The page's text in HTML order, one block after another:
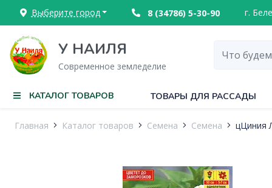
Выберите город 8 (34786) 5-30-90 г.
У НАИЛЯ
Современное земледелие
КАТАЛОГ ТОВАРОВ ТОВАРЫ ДЛЯ РАССАДЫ
Главная Каталог товаров Семена Семена цЦиния